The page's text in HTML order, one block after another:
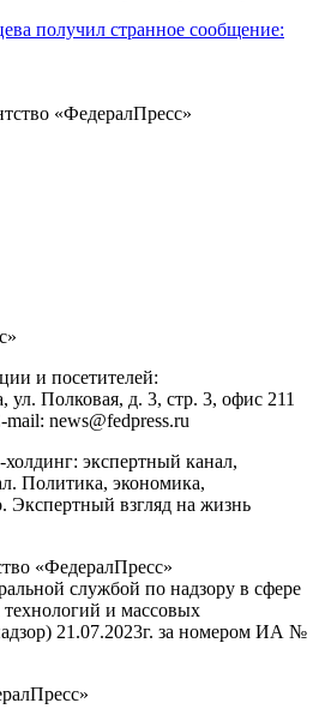
получил странное сообщение:
«ФедералПресс»
»
и посетителей:
, ул. Полковая, д. 3, стр. 3, офис 211
mail: news@fedpress.ru
экспертный канал,
Политика, экономика,
Экспертный взгляд на жизнь
«ФедералПресс»
службой по надзору в сфере
и массовых
21.07.2023г. за номером ИА №